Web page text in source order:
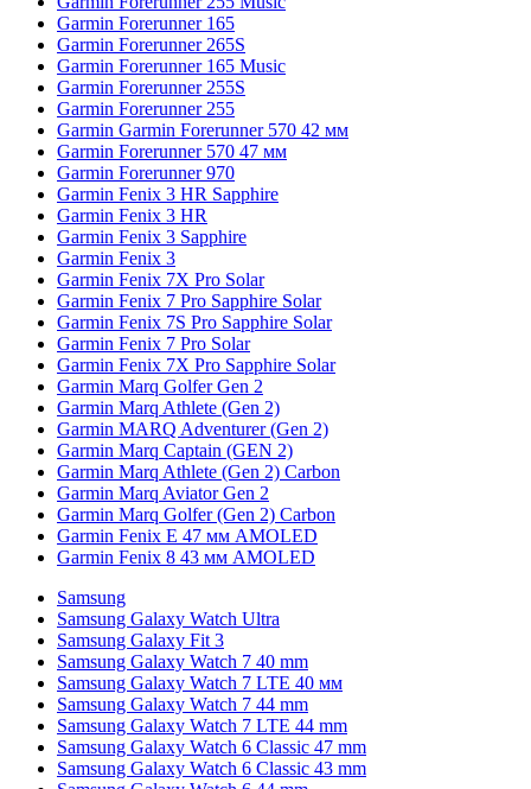
Garmin Forerunner 165
Garmin Forerunner 265S
Garmin Forerunner 165 Music
Garmin Forerunner 255S
Garmin Forerunner 255
Garmin Garmin Forerunner 570 42 мм
Garmin Forerunner 570 47 мм
Garmin Forerunner 970
Garmin Fenix 3 HR Sapphire
Garmin Fenix 3 HR
Garmin Fenix 3 Sapphire
Garmin Fenix 3
Garmin Fenix 7X Pro Solar
Garmin Fenix 7 Pro Sapphire Solar
Garmin Fenix 7S Pro Sapphire Solar
Garmin Fenix 7 Pro Solar
Garmin Fenix 7X Pro Sapphire Solar
Garmin Marq Golfer Gen 2
Garmin Marq Athlete (Gen 2)
Garmin MARQ Adventurer (Gen 2)
Garmin Marq Captain (GEN 2)
Garmin Marq Athlete (Gen 2) Carbon
Garmin Marq Aviator Gen 2
Garmin Marq Golfer (Gen 2) Carbon
Garmin Fenix E 47 мм AMOLED
Garmin Fenix 8 43 мм AMOLED
Samsung
Samsung Galaxy Watch Ultra
Samsung Galaxy Fit 3
Samsung Galaxy Watch 7 40 mm
Samsung Galaxy Watch 7 LTE 40 мм
Samsung Galaxy Watch 7 44 mm
Samsung Galaxy Watch 7 LTE 44 mm
Samsung Galaxy Watch 6 Classic 47 mm
Samsung Galaxy Watch 6 Classic 43 mm